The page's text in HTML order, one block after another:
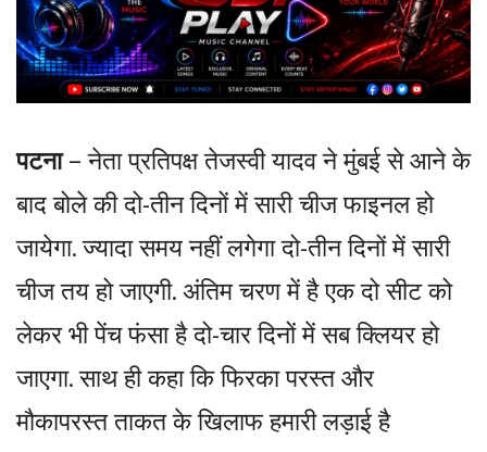
पटना– नेता प्रतिपक्ष तेजस्वी यादव ने मुंबई से आने के
बाद बोले की दो-तीन दिनों में सारी चीज फाइनल हो
जायेगा. ज्यादा समय नहीं लगेगा दो-तीन दिनों में सारी
चीज तय हो जाएगी. अंतिम चरण में है एक दो सीट को
लेकर भी पेंच फंसा है दो-चार दिनों में सब क्लियर हो
जाएगा. साथ ही कहा कि फिरका परस्त और
मौकापरस्त ताकत के खिलाफ हमारी लड़ाई है